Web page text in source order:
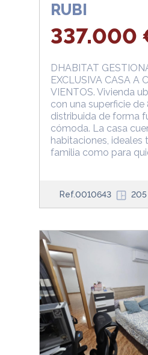
RUBI
337.000
DHABITAT
EXCLUSIVA CASA A
VIENTOS. Vivienda
con una superficie de
distribuida de forma
cómoda. La casa
habitaciones, ideales
familia como para
Ref.0010643 205